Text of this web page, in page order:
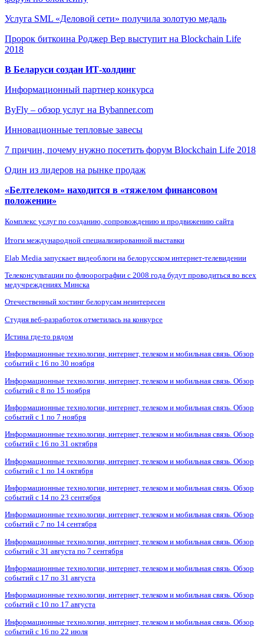
Услуга SML «Деловой сети» получила золотую медаль
Пророк биткоина Роджер Вер выступит на Blockchain Life
2018
В Беларуси создан ИТ-холдинг
Информационный партнер конкурса
ByFly – обзор услуг на Bybanner.com
Инновационные тепловые завесы
7 причин, почему нужно посетить форум Blockchain Life 2018
Один из лидеров на рынке продаж
«Белтелеком» находится в «тяжелом финансовом
положении»
Комплекс услуг по созданию, сопровождению и продвижению сайта
Итоги международной специализированной выставки
Elab Media запускает видеоблоги на белорусском интернет-телевидении
Телеконсультации по флюорографии с 2008 года будут проводиться во всех
медучреждениях Минска
Отечественный хостинг белорусам неинтересен
Студия веб-разработок отметилась на конкурсе
Истина где-то рядом
Информационные технологии, интернет, телеком и мобильная связь. Обзор
событий с 16 по 30 ноября
Информационные технологии, интернет, телеком и мобильная связь. Обзор
событий с 8 по 15 ноября
Информационные технологии, интернет, телеком и мобильная связь. Обзор
событий с 1 по 7 ноября
Информационные технологии, интернет, телеком и мобильная связь. Обзор
событий с 16 по 31 октября
Информационные технологии, интернет, телеком и мобильная связь. Обзор
событий с 1 по 14 октября
Информационные технологии, интернет, телеком и мобильная связь. Обзор
событий с 14 по 23 сентября
Информационные технологии, интернет, телеком и мобильная связь. Обзор
событий с 7 по 14 сентября
Информационные технологии, интернет, телеком и мобильная связь. Обзор
событий с 31 августа по 7 сентября
Информационные технологии, интернет, телеком и мобильная связь. Обзор
событий с 17 по 31 августа
Информационные технологии, интернет, телеком и мобильная связь. Обзор
событий с 10 по 17 августа
Информационные технологии, интернет, телеком и мобильная связь. Обзор
событий с 16 по 22 июля